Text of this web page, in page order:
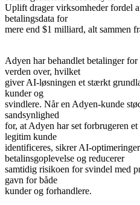
Uplift drager virksomheder fordel
betalingsdata for
mere end $1 milliard, alt sammen
Adyen har behandlet betalinger
verden over, hvilket
giver AI-løsningen et stærkt
kunder og
svindlere. Når en Adyen-kunde
sandsynlighed
for, at Adyen har set forbrugeren
legitim kunde
identificeres, sikrer AI-
betalinsgoplevelse og reducerer
samtidig risikoen for svindel med
gavn for både
kunder og forhandlere.